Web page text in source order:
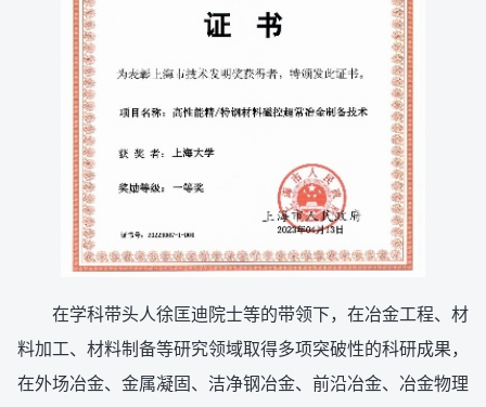
在学科带头人徐匡迪院士等的带领下，在冶金工程、材
料加工、材料制备等研究领域取得多项突破性的科研成果，
在外场冶金、金属凝固、洁净钢冶金、前沿冶金、冶金物理